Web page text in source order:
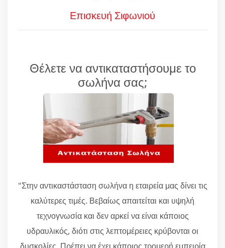
Επισκευή Σιφωνιού
Θέλετε να αντικαταστήσουμε το
σωλήνα σας;
"Στην αντικαστάσταση σωλήνα η εταιρεία μας δίνει τις
καλύτερες τιμές. Βεβαίως απαιτείται και υψηλή
τεχνογνωσία και δεν αρκεί να είναι κάποιος
υδραυλικός, διότι στις λεπτομέρειες κρύβονται οι
δυσκολίες. Πρέπει να έχει κάποιος τρομερή εμπειρία